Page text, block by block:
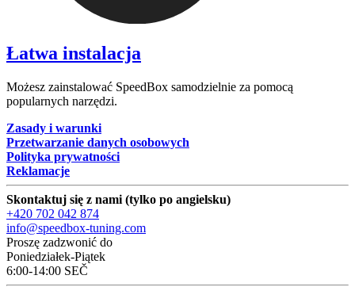
Łatwa instalacja
Możesz zainstalować SpeedBox samodzielnie za pomocą
popularnych narzędzi.
Zasady i warunki
Przetwarzanie danych osobowych
Polityka prywatności
Reklamacje
Skontaktuj się z nami (tylko po angielsku)
+420 702 042 874
info@speedbox-tuning.com
Proszę zadzwonić do
Poniedziałek-Piątek
6:00-14:00 SEČ